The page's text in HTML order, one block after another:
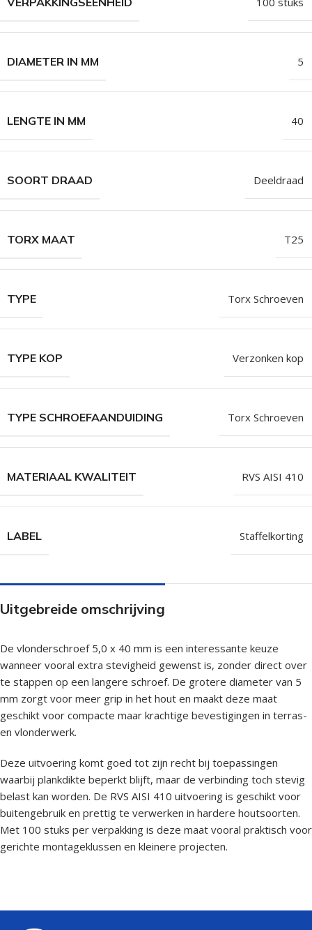
DIAMETER IN MM 5
LENGTE IN MM 40
SOORT DRAAD Deeldraad
TORX MAAT T25
TYPE Torx Schroeven
TYPE KOP Verzonken kop
TYPE SCHROEFAANDUIDING Torx Schroeven
MATERIAAL KWALITEIT RVS AISI 410
LABEL Staffelkorting
Uitgebreide omschrijving
De vlonderschroef 5,0 x 40 mm is een interessante keuze
wanneer vooral extra stevigheid gewenst is, zonder direct over
te stappen op een langere schroef. De grotere diameter van 5
mm zorgt voor meer grip in het hout en maakt deze maat
geschikt voor compacte maar krachtige bevestigingen in terras-
en vlonderwerk.
Deze uitvoering komt goed tot zijn recht bij toepassingen
waarbij plankdikte beperkt blijft, maar de verbinding toch stevig
belast kan worden. De RVS AISI 410 uitvoering is geschikt voor
buitengebruik en prettig te verwerken in hardere houtsoorten.
Met 100 stuks per verpakking is deze maat vooral praktisch voor
gerichte montageklussen en kleinere projecten.